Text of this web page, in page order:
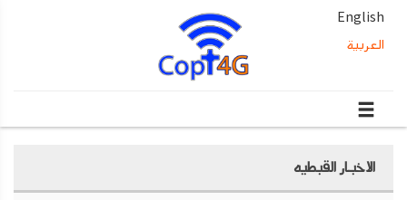
English
العربية
الاخبار القبطيه